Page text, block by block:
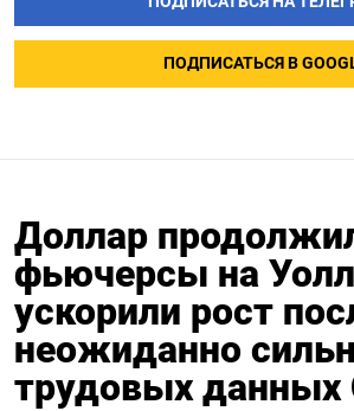
ПОДПИСАТЬСЯ В
Доллар
фьючерсы на
ускорили рост
неожиданно
трудовых